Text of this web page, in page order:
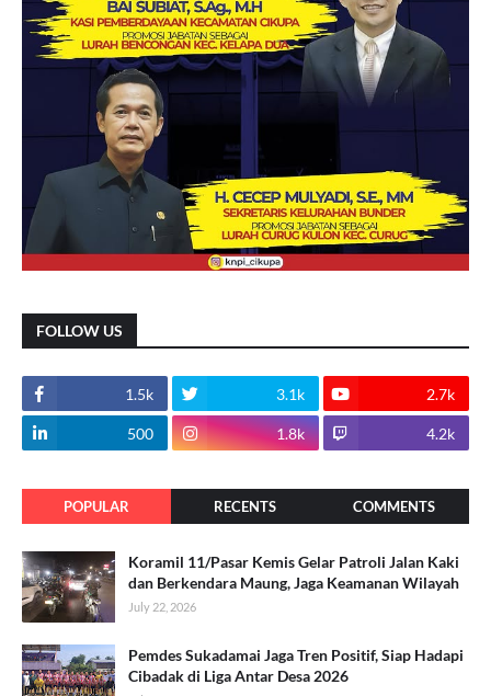
FOLLOW US
1.5k 3.1k 2.7k
500 1.8k 4.2k
POPULAR RECENTS COMMENTS
Koramil 11/Pasar Kemis Gelar Patroli Jalan Kaki
dan Berkendara Maung, Jaga Keamanan Wilayah
July 22, 2026
Pemdes Sukadamai Jaga Tren Positif, Siap Hadapi
Cibadak di Liga Antar Desa 2026